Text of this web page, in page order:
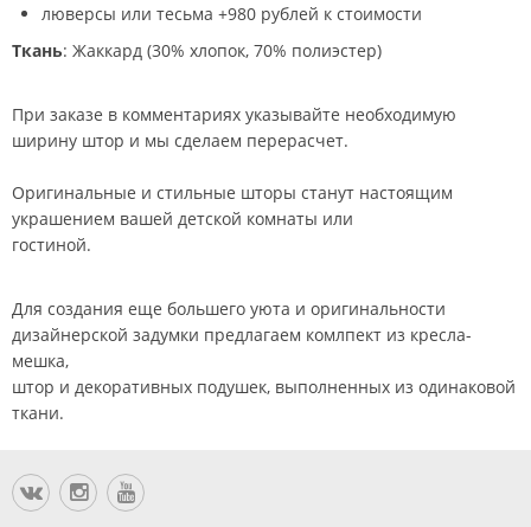
люверсы или тесьма +980 рублей к стоимости
Ткань: Жаккард (30% хлопок, 70% полиэстер)
При заказе в комментариях указывайте необходимую
ширину штор и мы сделаем перерасчет.
Оригинальные и стильные шторы станут настоящим
украшением вашей детской комнаты или
гостиной.
Для создания еще большего уюта и оригинальности
дизайнерской задумки предлагаем комлпект из кресла-
мешка,
штор и декоративных подушек, выполненных из одинаковой
ткани.